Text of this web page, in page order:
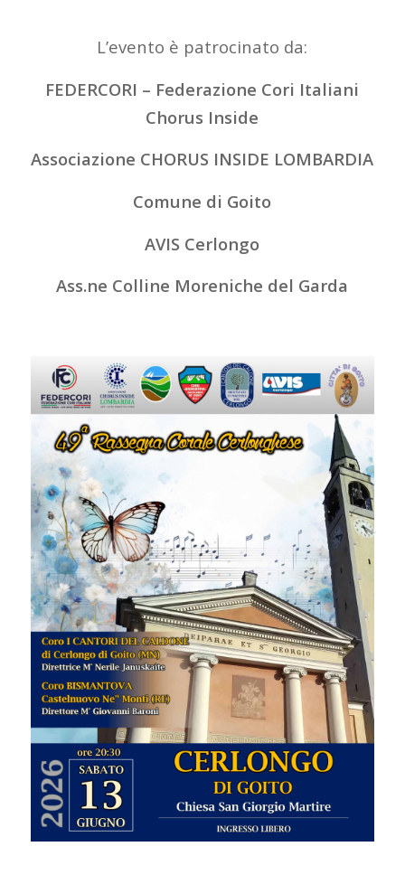
L’evento è patrocinato da:
FEDERCORI – Federazione Cori Italiani
Chorus Inside
Associazione CHORUS INSIDE LOMBARDIA
Comune di Goito
AVIS Cerlongo
Ass.ne Colline Moreniche del Garda